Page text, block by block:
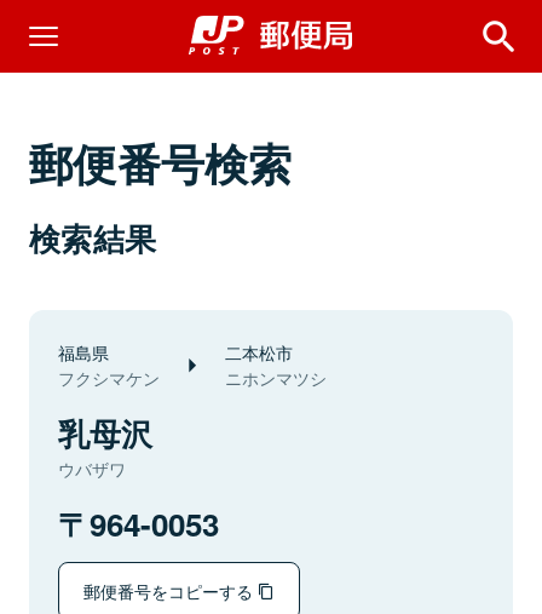
郵便番号検索
検索結果
福島県
フクシマケン
二本松市
ニホンマツシ
乳母沢
ウバザワ
964-0053
郵便番号をコピーする